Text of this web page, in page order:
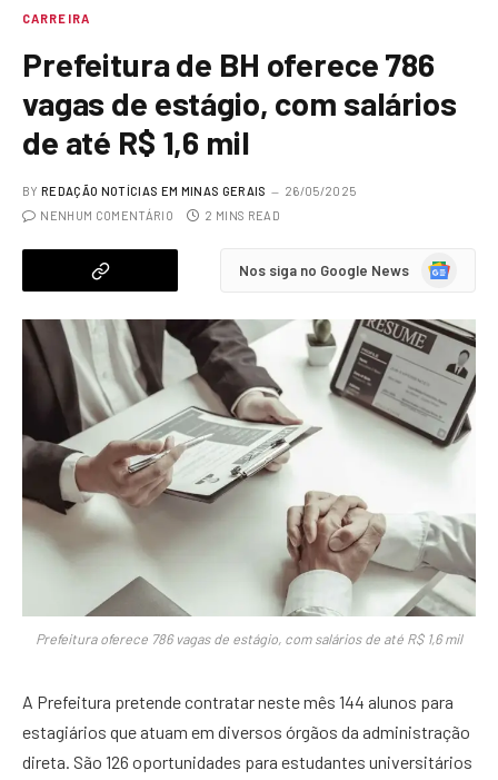
CARREIRA
Prefeitura de BH oferece 786
vagas de estágio, com salários
de até R$ 1,6 mil
BY REDAÇÃO NOTÍCIAS EM MINAS GERAIS
26/05/2025
NENHUM COMENTÁRIO
2 MINS READ
Nos siga no Google News
Google
Prefeitura oferece 786 vagas de estágio, com salários de até R$ 1,6 mil
A Prefeitura pretende contratar neste mês 144 alunos para
estagiários que atuam em diversos órgãos da administração
direta. São 126 oportunidades para estudantes universitários